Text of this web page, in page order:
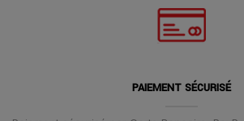
PAIEMENT SÉCURISÉ